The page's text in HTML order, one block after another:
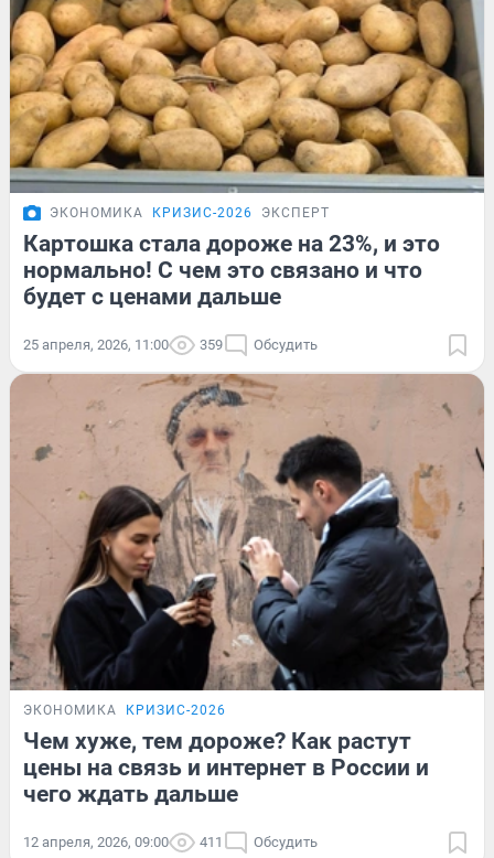
ЭКОНОМИКА КРИЗИС-2026 ЭКСПЕРТ
Картошка стала дороже на 23%, и это
нормально! С чем это связано и что
будет с ценами дальше
25 апреля, 2026, 11:00 359 Обсудить
ЭКОНОМИКА КРИЗИС-2026
Чем хуже, тем дороже? Как растут
цены на связь и интернет в России и
чего ждать дальше
12 апреля, 2026, 09:00 411 Обсудить